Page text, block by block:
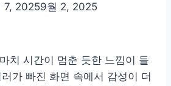
7, 20259월 2, 2025
치 시간이 멈춘 듯한 느낌이 들
가 빠진 화면 속에서 감성이 더